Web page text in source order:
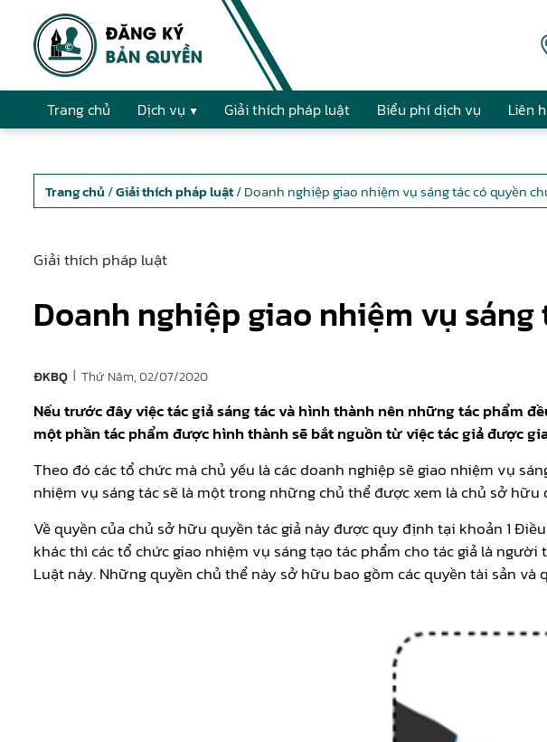
Trang chủ Dịch vụ Giải thích pháp luật Biểu phí dịch vụ Liên
Trang chủ /Giải thích pháp luật/ Doanh nghiệp giao nhiệm vụ sáng tác có quyền
Giải thích pháp luật
Doanh nghiệp giao nhiệm vụ
ĐKBQ | Thứ Năm, 02/07/2020
Nếu trước đây việc tác giả sáng tác và hình thành nên những tác phẩm
một phần tác phẩm được hình thành sẽ bắt nguồn từ việc tác giả được
Theo đó các tổ chức mà chủ yếu là các doanh nghiệp sẽ giao nhiệm vụ
nhiệm vụ sáng tác sẽ là một trong những chủ thể được xem là chủ sở hữu
Về quyền của chủ sở hữu quyền tác giả này được quy định tại khoản 1
khác thì các tổ chức giao nhiệm vụ sáng tạo tác phẩm cho tác giả là
Luật này. Những quyền chủ thể này sở hữu bao gồm các quyền tài sản và